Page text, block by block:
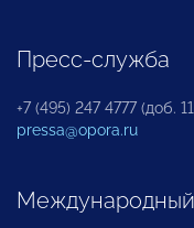
Пресс-служба
+7 (495) 247 4777 (доб.
pressa@opora.ru